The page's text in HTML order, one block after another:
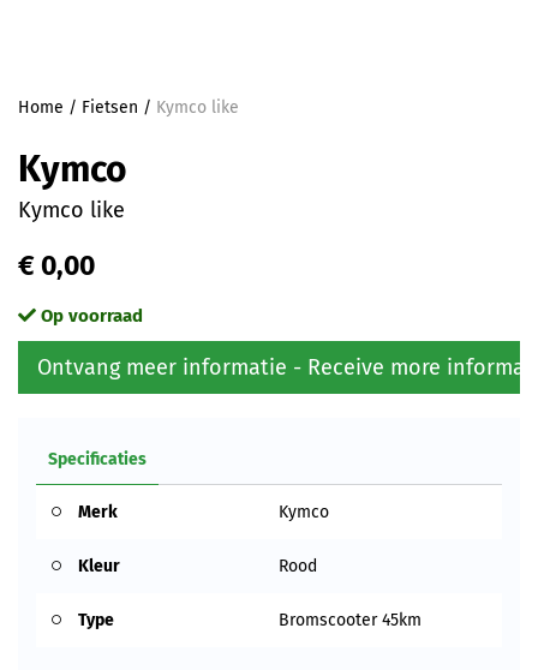
Home / Fietsen / Kymco like
Kymco
Kymco like
€ 0,00
Op voorraad
Ontvang meer informatie - Receive more
Specificaties
Merk Kymco
Kleur Rood
Type Bromscooter 45km